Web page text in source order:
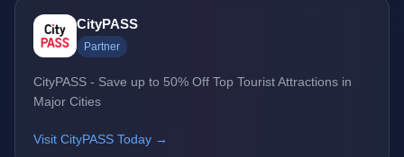
CityPASS
Partner
CityPASS - Save up to 50% Off Top Tourist Attractions in
Major Cities
Visit CityPASS Today →